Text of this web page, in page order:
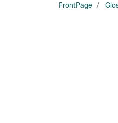
FrontPage